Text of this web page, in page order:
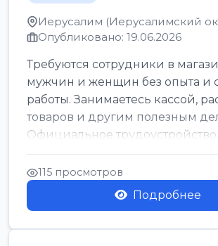
Иерусалим (Иерусалимский
Опубликовано: 19.06.2026
Требуются сотрудники в
мужчин и женщин без опыта и
работы. Занимаетесь кассой,
товаров и другим полезным
Официальное трудоустройство,
стабильная зарплата от ...
115 просмотров
Подробнее